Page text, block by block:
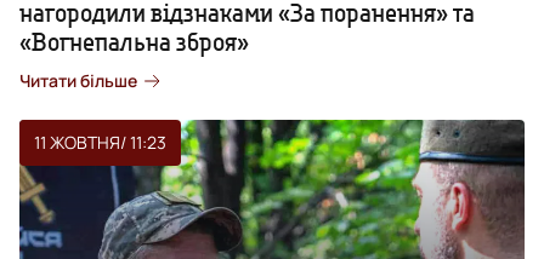
нагородили відзнаками «За поранення» та
«Вогнепальна зброя»
Читати більше
11 ЖОВТНЯ/ 11:23